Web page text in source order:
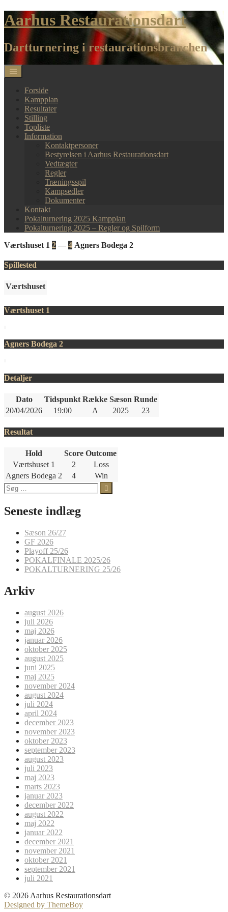
Skip
to
content
Aarhus Restaurationsdart
Dartturnering i restaurationsbranchen
Forside
Kampplan
Resultater
Stilling
Topliste
Information
Kontaktpersoner
Bestyrelsen i Aarhus Restaurationsdart
Vedtægter
Regler
Træningsspil
Kampsedler
Dokumenter
Kontakt
Pokalturnering 2025 Kampplan
Pokalturnering 2025 – Regler og Spilform
Værtshuset 1 2 — 4 Agners Bodega 2
Spillested
Værtshuset
Værtshuset 1
Agners Bodega 2
Detaljer
Dato Tidspunkt Række Sæson Runde
20/04/2026
19:00 A 2025 23
Resultat
Hold Score Outcome
Værtshuset 1
2
Loss
Agners Bodega 2
4
Win
Søg
efter:
Seneste indlæg
Sæson 26/27
GF 2026
Playoff 25/26
POKALFINALE 2025/26
POKALTURNERING 25/26
Arkiv
august 2026
juli 2026
maj 2026
januar 2026
oktober 2025
august 2025
juni 2025
maj 2025
november 2024
august 2024
juli 2024
april 2024
december 2023
november 2023
oktober 2023
september 2023
august 2023
juli 2023
maj 2023
marts 2023
januar 2023
december 2022
august 2022
maj 2022
januar 2022
december 2021
november 2021
oktober 2021
september 2021
juli 2021
© 2026 Aarhus Restaurationsdart
Designed by ThemeBoy